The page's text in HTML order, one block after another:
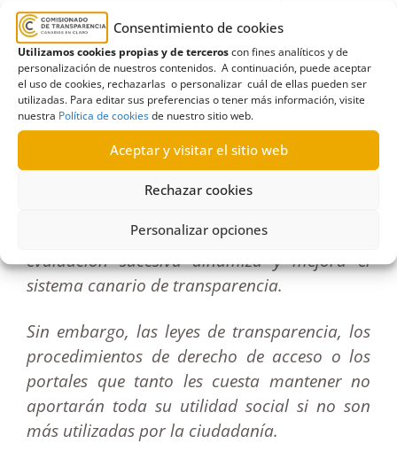
Consentimiento de cookies
Utilizamos cookies propias y de terceroscon fines analíticos y de
personalización de nuestros contenidos. A continuación, puede aceptar
el uso de cookies, rechazarlas o personalizar cuál de ellas pueden ser
utilizadas. Para editar sus preferencias o tener más información, visite
nuestra Política de cookiesde nuestro sitio web.
Aceptar y visitar el sitio web
Rechazar cookies
Personalizar opciones
media de las entidades públicas [que llevan 5
años evaluándose] sube más de un punto y
rebasará el notable. La nota media de las
entidades privadas en su segundo año de
evaluación sube casi un punto y rozará el
aprobado. Y la nota media de las
corporaciones de derecho público (colegios
profesionales y cámaras de comercio) sube
el aprobado. Un año más se confirma que la
evaluación sucesiva dinamiza y mejora el
sistema canario de transparencia.
Sin embargo, las leyes de transparencia, los
procedimientos de derecho de acceso o los
portales que tanto les cuesta mantener no
aportarán toda su utilidad social si no son
más utilizadas por la ciudadanía.